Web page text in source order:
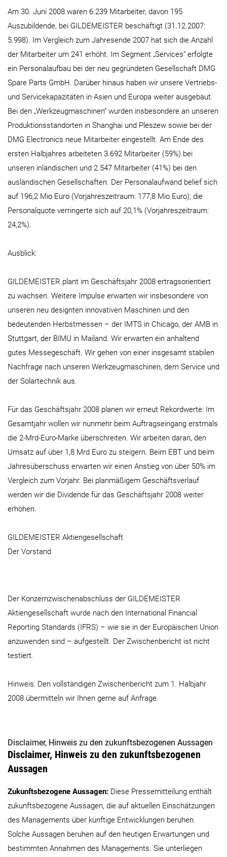
Am 30. Juni 2008 waren 6.239 Mitarbeiter, davon 195
Auszubildende, bei GILDEMEISTER beschäftigt (31.12.2007:
5.998). Im Vergleich zum Jahresende 2007 hat sich die Anzahl
der Mitarbeiter um 241 erhöht. Im Segment „Services“ erfolgte
ein Personalaufbau bei der neu gegründeten Gesellschaft DMG
Spare Parts GmbH. Darüber hinaus haben wir unsere Vertriebs-
und Servicekapazitäten in Asien und Europa weiter ausgebaut.
Bei den „Werkzeugmaschinen“ wurden insbesondere an unseren
Produktionsstandorten in Shanghai und Pleszew sowie bei der
DMG Electronics neue Mitarbeiter eingestellt. Am Ende des
ersten Halbjahres arbeiteten 3.692 Mitarbeiter (59%) bei
unseren inländischen und 2.547 Mitarbeiter (41%) bei den
ausländischen Gesellschaften. Der Personalaufwand belief sich
auf 196,2 Mio Euro (Vorjahreszeitraum: 177,8 Mio Euro); die
Personalquote verringerte sich auf 20,1% (Vorjahreszeitraum:
24,2%).
Ausblick:
GILDEMEISTER plant im Geschäftsjahr 2008 ertragsorientiert
zu wachsen. Weitere Impulse erwarten wir insbesondere von
unseren neu designten innovativen Maschinen und den
bedeutenden Herbstmessen – der IMTS in Chicago, der AMB in
Stuttgart, der BIMU in Mailand. Wir erwarten ein anhaltend
gutes Messegeschäft. Wir gehen von einer insgesamt stabilen
Nachfrage nach unseren Werkzeugmaschinen, dem Service und
der Solartechnik aus.
Für das Geschäftsjahr 2008 planen wir erneut Rekordwerte: Im
Gesamtjahr wollen wir nunmehr beim Auftragseingang erstmals
die 2-Mrd-Euro-Marke überschreiten. Wir arbeiten daran, den
Umsatz auf über 1,8 Mrd Euro zu steigern. Beim EBT und beim
Jahresüberschuss erwarten wir einen Anstieg von über 50% im
Vergleich zum Vorjahr. Bei planmäßigem Geschäftsverlauf
werden wir die Dividende für das Geschäftsjahr 2008 weiter
erhöhen.
GILDEMEISTER Aktiengesellschaft
Der Vorstand
Der Konzernzwischenabschluss der GILDEMEISTER
Aktiengesellschaft wurde nach den International Financial
Reporting Standards (IFRS) – wie sie in der Europäischen Union
anzuwenden sind – aufgestellt. Der Zwischenbericht ist nicht
testiert.
Hinweis: Den vollständigen Zwischenbericht zum 1. Halbjahr
2008 übermitteln wir Ihnen gerne auf Anfrage.
Disclaimer, Hinweis zu den zukunftsbezogenen Aussagen
Disclaimer, Hinweis zu den zukunftsbezogenen
Aussagen
Zukunftsbezogene Aussagen: Diese Pressemitteilung enthält
zukunftsbezogene Aussagen, die auf aktuellen Einschätzungen
des Managements über künftige Entwicklungen beruhen.
Solche Aussagen beruhen auf den heutigen Erwartungen und
bestimmten Annahmen des Managements. Sie unterliegen